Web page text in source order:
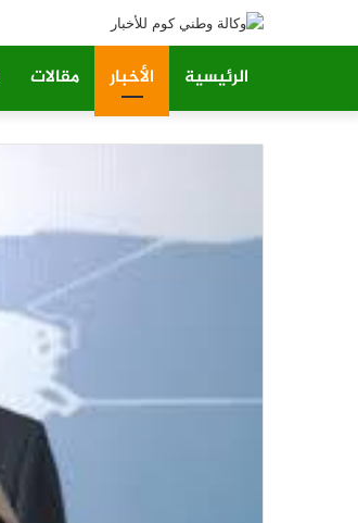
الرئيسية الأخبار مقالات